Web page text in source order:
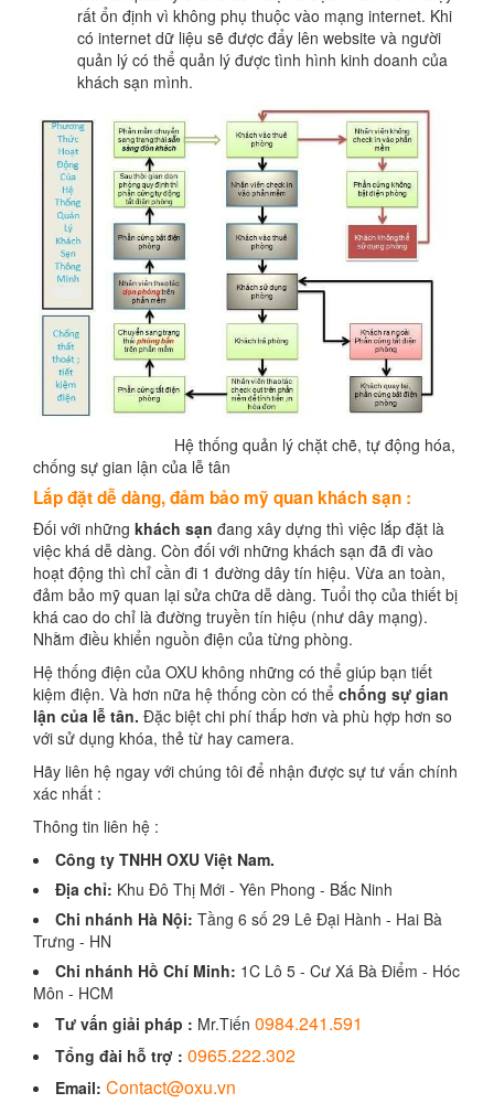
rất ổn định vì không phụ thuộc vào mạng internet. Khi
có internet dữ liệu sẽ được đẩy lên website và người
quản lý có thể quản lý được tình hình kinh doanh của
khách sạn mình.
Hệ thống quản lý chặt chẽ, tự động hóa,
chống sự gian lận của lễ tân
Lắp đặt dễ dàng, đảm bảo mỹ quan khách sạn :
Đối với những khách sạn đang xây dựng thì việc lắp đặt là
việc khá dễ dàng. Còn đối với những khách sạn đã đi vào
hoạt động thì chỉ cần đi 1 đường dây tín hiệu. Vừa an toàn,
đảm bảo mỹ quan lại sửa chữa dễ dàng. Tuổi thọ của thiết bị
khá cao do chỉ là đường truyền tín hiệu (như dây mạng).
Nhằm điều khiển nguồn điện của từng phòng.
Hệ thống điện của OXU không những có thể giúp bạn tiết
kiệm điện. Và hơn nữa hệ thống còn có thể chống sự gian
lận của lễ tân. Đặc biệt chi phí thấp hơn và phù hợp hơn so
với sử dụng khóa, thẻ từ hay camera.
Hãy liên hệ ngay với chúng tôi để nhận được sự tư vấn chính
xác nhất :
Thông tin liên hệ :
Công ty TNHH OXU Việt Nam.
Địa chỉ: Khu Đô Thị Mới - Yên Phong - Bắc Ninh
Chi nhánh Hà Nội: Tầng 6 số 29 Lê Đại Hành - Hai Bà
Trưng - HN
Chi nhánh Hồ Chí Minh: 1C Lô 5 - Cư Xá Bà Điểm - Hóc
Môn - HCM
Tư vấn giải pháp : Mr.Tiến 0984.241.591
Tổng đài hỗ trợ : 0965.222.302
Email: Contact@oxu.vn